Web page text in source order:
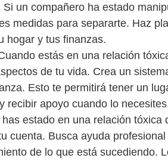
un compañero ha estado
medidas para separarte. Haz
hogar y tus finanzas.
estás en una relación
de tu vida. Crea un
Esto te permitirá tener un
recibir apoyo cuando lo
estado en una relación tóxica
cuenta. Busca ayuda
de lo que está sucediendo.